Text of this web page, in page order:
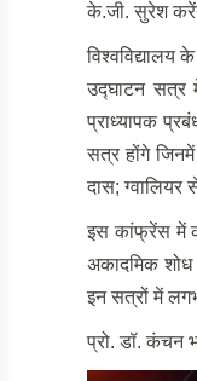
के.जी. सुरेश
विश्वविद्यालय
उद्घाटन सत्र
प्राध्यापक
सत्र होंगे
दास; ग्वालियर
इस कांफ्रेंस में
अकादमिक शोध
इन सत्रों में
प्रो. डॉ. कंचन